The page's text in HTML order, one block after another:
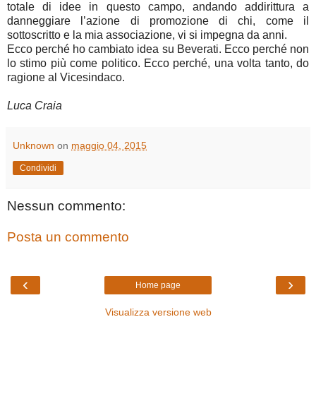
totale di idee in questo campo, andando addirittura a
danneggiare l’azione di promozione di chi, come il
sottoscritto e la mia associazione, vi si impegna da anni.
Ecco perché ho cambiato idea su Beverati. Ecco perché non
lo stimo più come politico. Ecco perché, una volta tanto, do
ragione al Vicesindaco.
Luca Craia
Unknown on maggio 04, 2015
Condividi
Nessun commento:
Posta un commento
‹ ›
Home page
Visualizza versione web